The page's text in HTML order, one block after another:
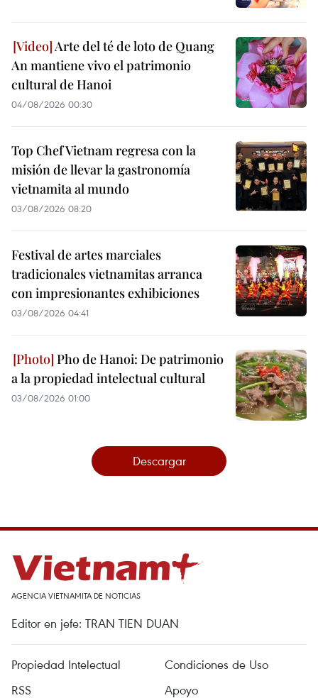
Arte del té de loto de Quang
An mantiene vivo el patrimonio
cultural de Hanoi
04/08/2026 00:30
Top Chef Vietnam regresa con la
misión de llevar la gastronomía
vietnamita al mundo
03/08/2026 08:20
Festival de artes marciales
tradicionales vietnamitas arranca
con impresionantes exhibiciones
03/08/2026 04:41
Pho de Hanoi: De patrimonio
a la propiedad intelectual cultural
03/08/2026 01:00
Descargar
AGENCIA VIETNAMITA DE NOTICIAS
Editor en jefe: TRAN TIEN DUAN
Propiedad Intelectual
Condiciones de Uso
RSS
Apoyo